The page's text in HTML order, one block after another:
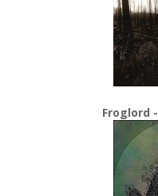
Froglord